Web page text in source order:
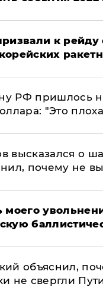
к
РФ пришлось
"Это
высказался о
почему не
моего
объяснил,
не свергли